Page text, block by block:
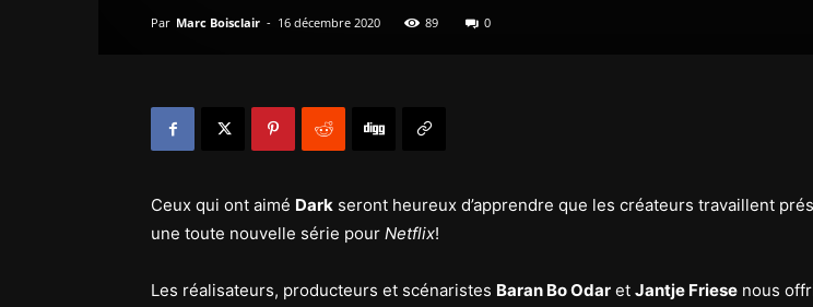
Par Marc Boisclair - 16 décembre 2020 89 0
Ceux qui ont aimé Dark seront heureux d’apprendre que les créateurs travaillent
une toute nouvelle série pour Netflix!
Les réalisateurs, producteurs et scénaristes Baran Bo Odar et Jantje Friese nous